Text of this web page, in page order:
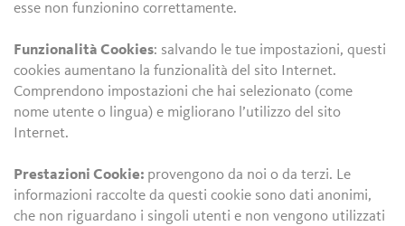
esse non funzionino correttamente.
Funzionalità Cookies: salvando le tue impostazioni, questi
cookies aumentano la funzionalità del sito Internet.
Comprendono impostazioni che hai selezionato (come
nome utente o lingua) e migliorano l’utilizzo del sito
Internet.
Prestazioni Cookie: provengono da noi o da terzi. Le
informazioni raccolte da questi cookie sono dati anonimi,
che non riguardano i singoli utenti e non vengono utilizzati